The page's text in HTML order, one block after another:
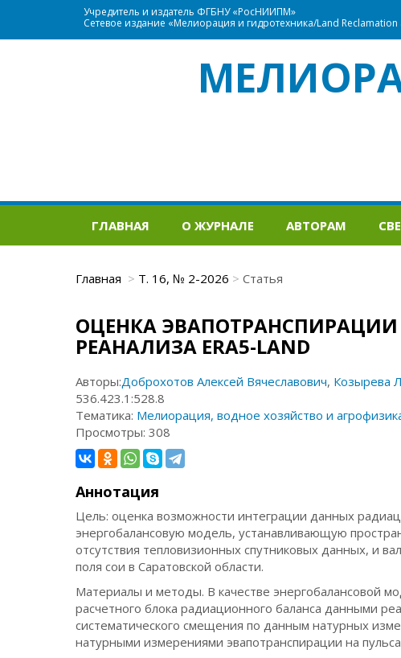
Учредитель и издатель ФГБНУ «РосНИИПМ»
Сетевое издание «Мелиорация и гидротехника/Land
ГЛАВНАЯ О ЖУРНАЛЕ АВТОРАМ
Главная Т. 16, № 2-2026 Статья
ОЦЕНКА
РЕАНАЛИЗА ERA5-LAND
Авторы:Доброхотов Алексей Вячеславович, Козырева
536.423.1:528.8
Тематика: Мелиорация, водное хозяйство и
Просмотры:308
Аннотация
Цель: оценка возможности интеграции данных
энергобалансовую модель, устанавливающую
отсутствия тепловизионных спутниковых данных, и
поля сои в Саратовской области.
Материалы и методы. В качестве энергобалансовой
расчетного блока радиационного баланса данными
систематического смещения по данным натурных
натурными измерениями эвапотранспирации на